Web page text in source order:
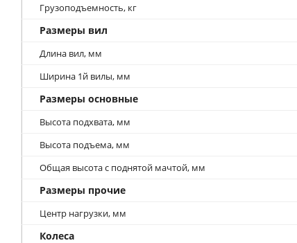
Грузоподъемность, кг
Размеры вил
Длина вил, мм
Ширина 1й вилы, мм
Размеры основные
Высота подхвата, мм
Высота подъема, мм
Общая высота с поднятой мачтой, мм
Размеры прочие
Центр нагрузки, мм
Колеса